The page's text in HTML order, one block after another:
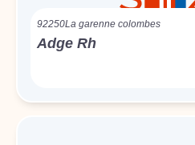
92250La garenne colombes
Adge Rh